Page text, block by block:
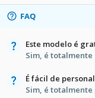
FAQ
Este modelo é
Sim, é
É fácil de
Sim, é totalmente